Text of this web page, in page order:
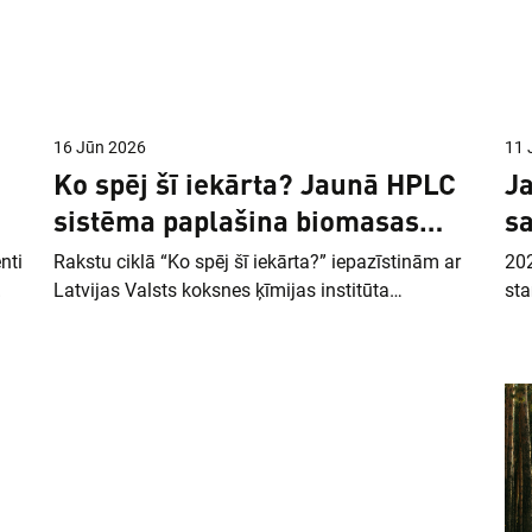
16 Jūn 2026
Ko spēj šī iekārta? Jaunā HPLC
sistēma paplašina biomasas
analīžu iespējas
Rakstu ciklā “Ko spēj šī iekārta?” iepazīstinām ar
Latvijas Valsts koksnes ķīmijas institūta
11
un